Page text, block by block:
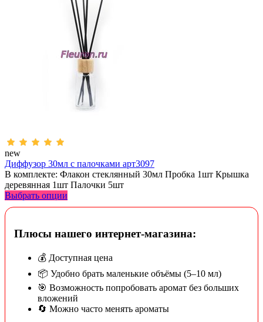
new
Диффузор 30мл с палочками арт3097
В комплекте: Флакон стеклянный 30мл Пробка 1шт Крышка
деревянная 1шт Палочки 5шт
Выбрать опции
Плюсы нашего интернет-магазина:
💰 Доступная цена
📦 Удобно брать маленькие объёмы (5–10 мл)
🎯 Возможность попробовать аромат без больших
вложений
🔄 Можно часто менять ароматы